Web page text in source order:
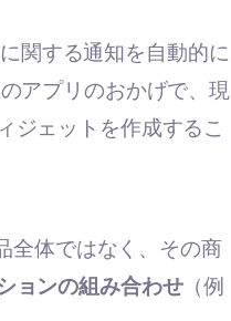
する通知を自動的に
アプリのおかげで、現
ジェットを作成するこ
全体ではなく、その商
ョンの組み合わせ（例